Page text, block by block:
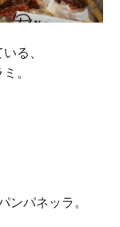
る、
。
ンパネッラ。